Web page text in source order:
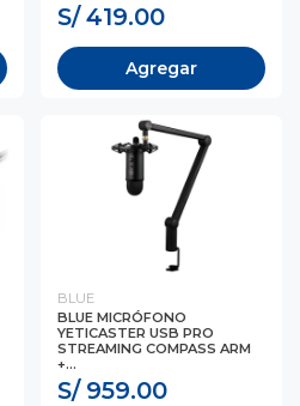
S/ 419.00
Agregar
BLUE
BLUE MICRÓFONO
YETICASTER USB PRO
STREAMING COMPASS ARM
+...
S/ 959.00